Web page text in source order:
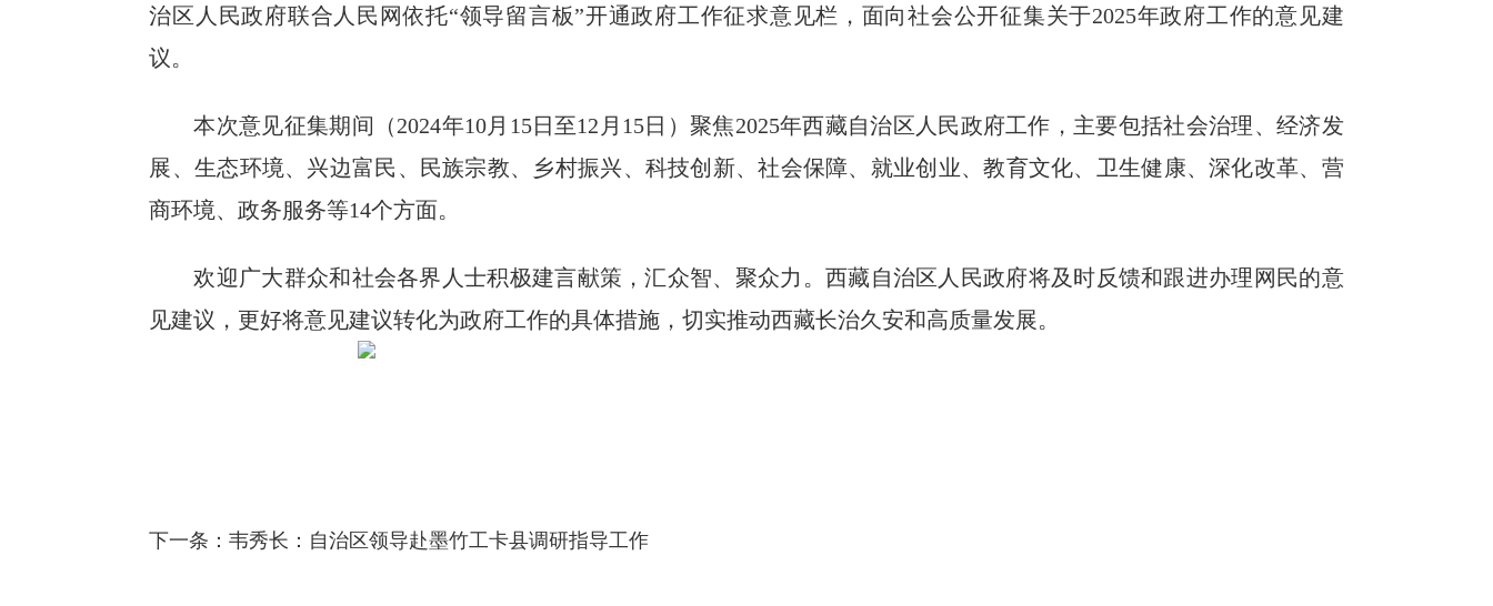
治区人民政府联合人民网依托“领导留言板”开通政府工作征求意见栏，面向社会公开征集关于2025年政府工作的意见建
议。
本次意见征集期间（2024年10月15日至12月15日）聚焦2025年西藏自治区人民政府工作，主要包括社会治理、经济发
展、生态环境、兴边富民、民族宗教、乡村振兴、科技创新、社会保障、就业创业、教育文化、卫生健康、深化改革、营
商环境、政务服务等14个方面。
欢迎广大群众和社会各界人士积极建言献策，汇众智、聚众力。西藏自治区人民政府将及时反馈和跟进办理网民的意
见建议，更好将意见建议转化为政府工作的具体措施，切实推动西藏长治久安和高质量发展。
下一条：韦秀长：自治区领导赴墨竹工卡县调研指导工作